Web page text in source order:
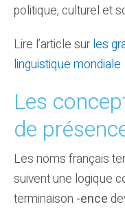
politique, culturel et
Lire l’article surles
linguistique mondiale
Les
de
Les noms français
suivent une logique
terminaison -ence